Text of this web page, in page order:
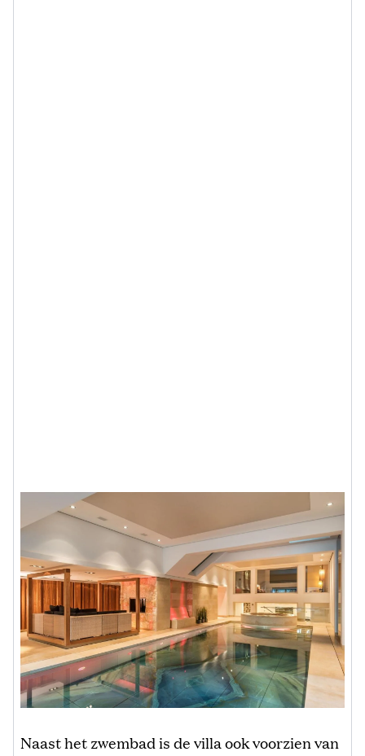
Naast het zwembad is de villa ook voorzien van